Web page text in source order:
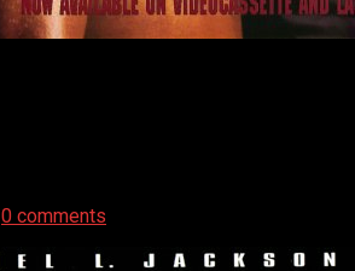
0 comments